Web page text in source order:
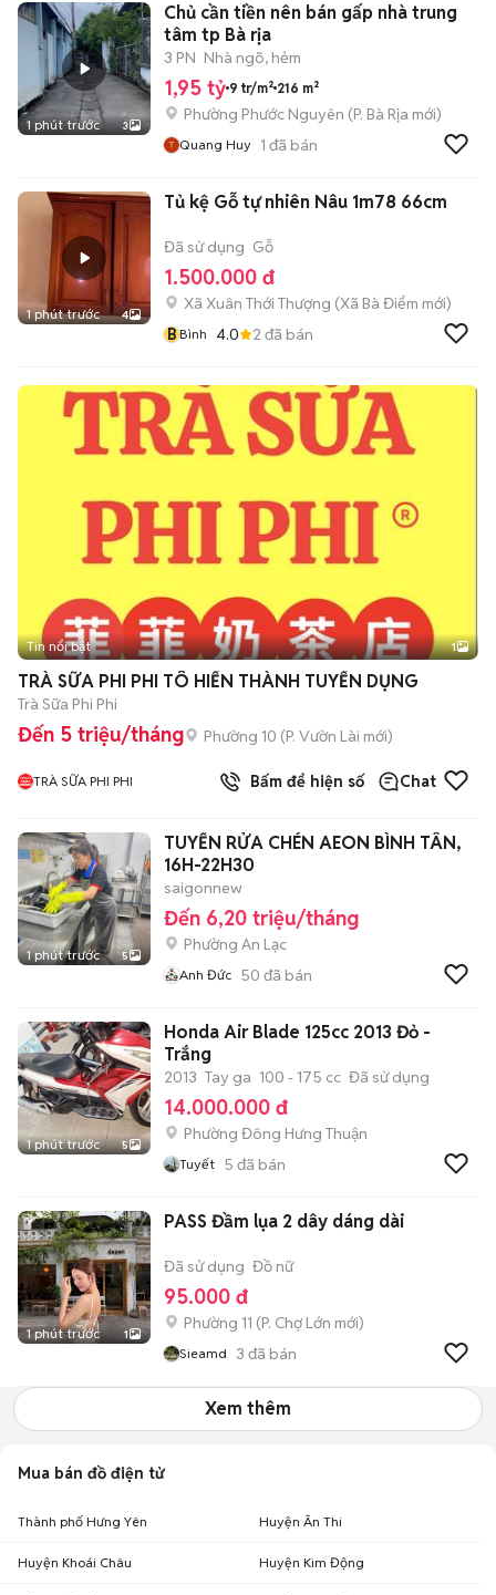
1 phút trước 3
Chủ cần tiền nên bán gấp nhà trung
tâm tp Bà rịa
3 PN Nhà ngõ, hẻm
1,95 tỷ 9 tr/m² 216 m²
Phường Phước Nguyên (P. Bà Rịa mới)
Quang Huy 1 đã bán
1 phút trước 4
Tủ kệ Gỗ tự nhiên Nâu 1m78 66cm
Đã sử dụng Gỗ
1.500.000 đ
Xã Xuân Thới Thượng (Xã Bà Điểm mới)
BBình 4.0 2 đã bán
Tin nổi bật 1
TRÀ SỮA PHI PHI TÔ HIẾN THÀNH TUYỂN DỤNG
Trà Sữa Phi Phi
Đến 5 triệu/tháng Phường 10 (P. Vườn Lài mới)
TRÀ SỮA PHI PHI Bấm để hiện số Chat
1 phút trước 5
TUYỂN RỬA CHÉN AEON BÌNH TÂN,
16H-22H30
saigonnew
Đến 6,20 triệu/tháng
Phường An Lạc
Anh Đức 50 đã bán
1 phút trước 5
Honda Air Blade 125cc 2013 Đỏ -
Trắng
2013 Tay ga 100 - 175 cc Đã sử dụng
14.000.000 đ
Phường Đông Hưng Thuận
Tuyết 5 đã bán
1 phút trước 1
PASS Đầm lụa 2 dây dáng dài
Đã sử dụng Đồ nữ
95.000 đ
Phường 11 (P. Chợ Lớn mới)
Sieamd 3 đã bán
Xem thêm
Mua bán đồ điện tử
Thành phố Hưng Yên Huyện Ân Thi
Huyện Khoái Châu Huyện Kim Động